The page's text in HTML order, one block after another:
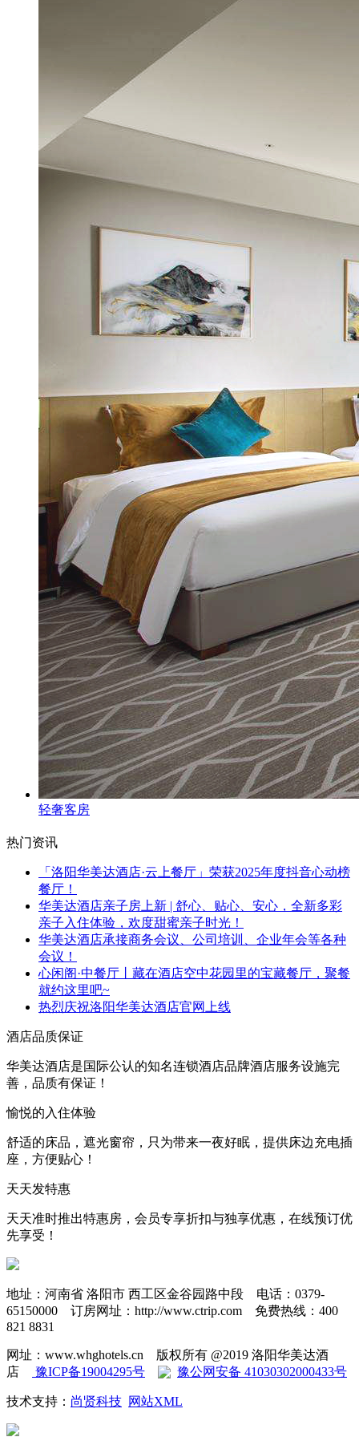
轻奢客房
热门资讯
「洛阳华美达酒店·云上餐厅」荣获2025年度抖音心动榜
餐厅！
华美达酒店亲子房上新 | 舒心、贴心、安心，全新多彩
亲子入住体验，欢度甜蜜亲子时光！
华美达酒店承接商务会议、公司培训、企业年会等各种
会议！
心闲阁·中餐厅丨藏在酒店空中花园里的宝藏餐厅，聚餐
就约这里吧~
热烈庆祝洛阳华美达酒店官网上线
酒店品质保证
华美达酒店是国际公认的知名连锁酒店品牌酒店服务设施完
善，品质有保证！
愉悦的入住体验
舒适的床品，遮光窗帘，只为带来一夜好眠，提供床边充电插
座，方便贴心！
天天发特惠
天天准时推出特惠房，会员专享折扣与独享优惠，在线预订优
先享受！
地址：河南省 洛阳市 西工区金谷园路中段
电话：0379-
65150000
订房网址：http://www.ctrip.com
免费热线：400
821 8831
网址：www.whghotels.cn
版权所有 @2019 洛阳华美达酒
店
豫ICP备19004295号 豫公网安备 41030302000433号
技术支持： 尚贤科技 网站XML